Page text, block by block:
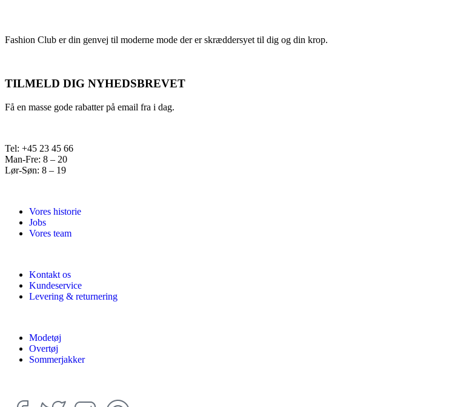
Fashion Club er din genvej til moderne mode der er skræddersyet til dig og din krop.
TILMELD DIG NYHEDSBREVET
Få en masse gode rabatter på email fra i dag.
Tel: +45 23 45 66
Man-Fre: 8 – 20
Lør-Søn: 8 – 19
Vores historie
Jobs
Vores team
Kontakt os
Kundeservice
Levering & returnering
Modetøj
Overtøj
Sommerjakker